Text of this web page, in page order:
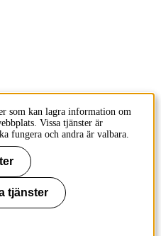
som kan lagra information om
Vissa tjänster är
fungera och andra är valbara.
tjänster